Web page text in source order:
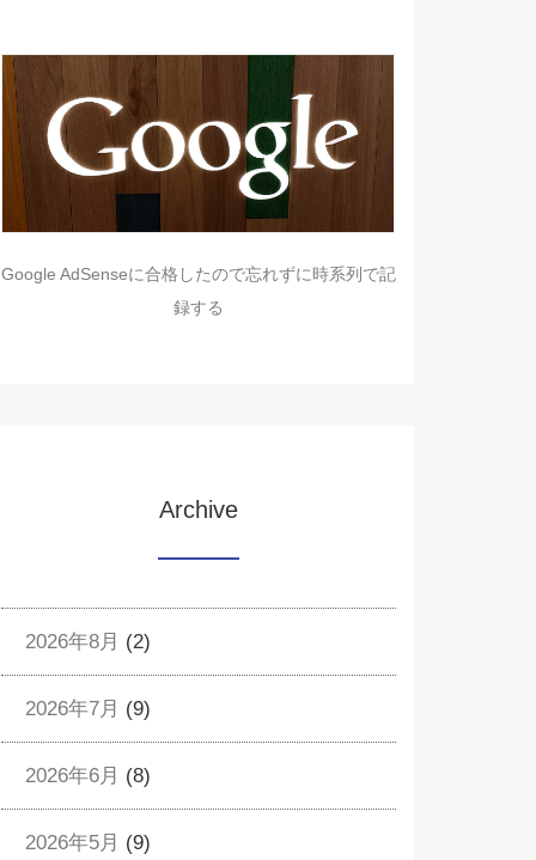
Google AdSenseに合格したので忘れずに時系列で記
録する
Archive
2026年8月 (2)
2026年7月 (9)
2026年6月 (8)
2026年5月 (9)